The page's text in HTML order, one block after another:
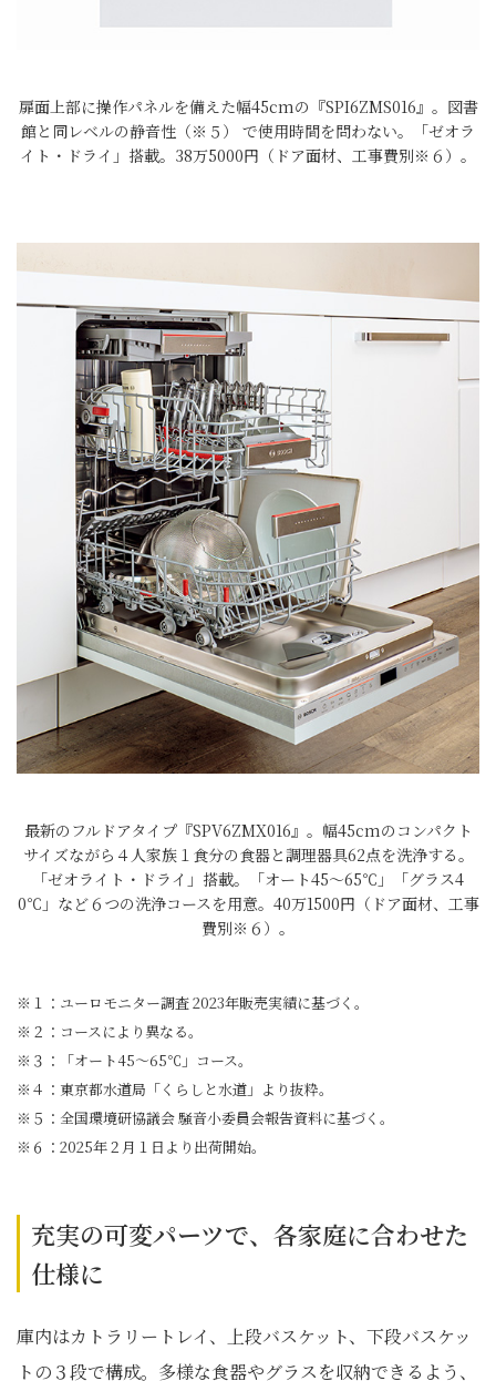
扉面上部に操作パネルを備えた幅45cmの『SPI6ZMS016』。図書
館と同レベルの静音性（※５） で使用時間を問わない。「ゼオラ
イト・ドライ」搭載。38万5000円（ドア面材、工事費別※６）。
最新のフルドアタイプ『SPV6ZMX016』。幅45cmのコンパクト
サイズながら４人家族１食分の食器と調理器具62点を洗浄する。
「ゼオライト・ドライ」搭載。「オート45～65℃」「グラス4
0℃」など６つの洗浄コースを用意。40万1500円（ドア面材、工事
費別※６）。
※１：ユーロモニター調査 2023年販売実績に基づく。
※２：コースにより異なる。
※３：「オート45～65℃」コース。
※４：東京都水道局「くらしと水道」より抜粋。
※５：全国環境研協議会 騒音小委員会報告資料に基づく。
※６：2025年２月１日より出荷開始。
充実の可変パーツで、各家庭に合わせた
仕様に
庫内はカトラリートレイ、上段バスケット、下段バスケッ
トの３段で構成。多様な食器やグラスを収納できるよう、